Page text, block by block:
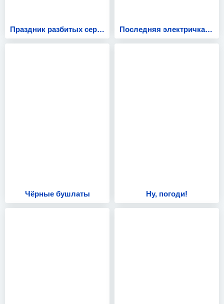
Праздник разбитых сердец Последняя электричка / Три песни для Золушки
Чёрные бушлаты Ну, погоди!